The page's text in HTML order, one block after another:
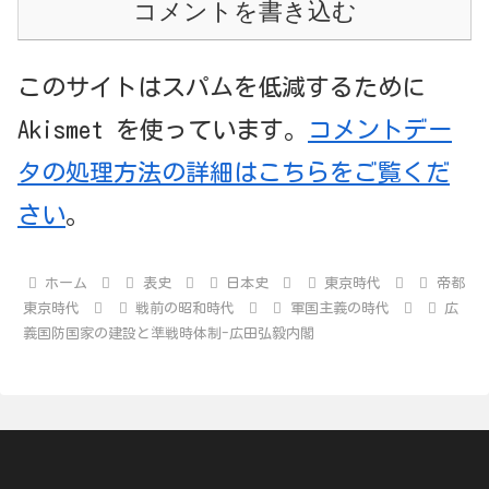
コメントを書き込む
このサイトはスパムを低減するために
Akismet を使っています。
コメントデー
タの処理方法の詳細はこちらをご覧くだ
さい。
ホーム 表史 日本史 東京時代
帝都
東京時代
戦前の昭和時代 軍国主義の時代
広
義国防国家の建設と準戦時体制-広田弘毅内閣